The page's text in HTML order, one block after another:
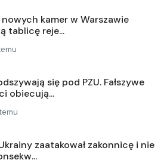
kamer w Warszawie
tablicę reje...
się pod PZU. Fałszywe
obiecują...
zaatakował zakonnicę i nie